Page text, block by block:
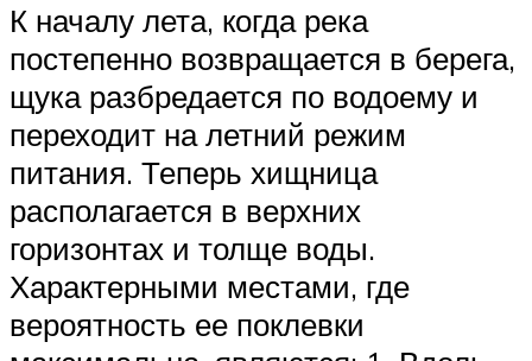
К началу лета, когда река
постепенно возвращается в берега,
щука разбредается по водоему и
переходит на летний режим
питания. Теперь хищница
располагается в верхних
горизонтах и толще воды.
Характерными местами, где
вероятность ее поклевки